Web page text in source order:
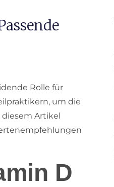
Rolle für
um die
Artikel
D